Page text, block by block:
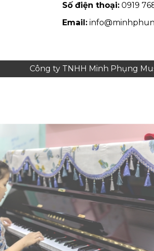
Số điện thoại: 0919
Email:
Công ty TNHH Minh Phụng